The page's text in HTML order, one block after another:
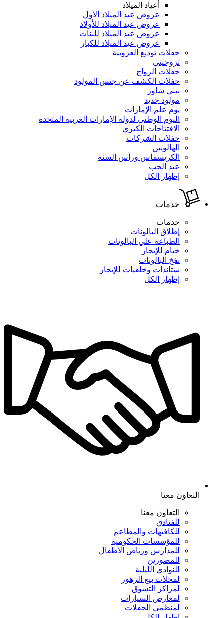
أعياد الميلاد
عروض عيد الميلاد الأول
عروض عيد الميلاد للأولاد
عروض عيد الميلاد للبنات
عروض عيد الميلاد للكبار
حفلات توديع العزوبية
تزوجيني
حفلات الزواج
حفلات الكشف عن جنس المولود
بيبي شاور
مولود جديد
يوم علم الإمارات
اليوم الوطني لدولة الإمارات العربية المتحدة
الافتتاحات الكبري
حفلات الشركات
الهالويين
الكريسماس ورأس السنة
عيد الحب
إظهار الكل
خدمات
خدمات
إطلاق البالونات
الطباعة علي البالونات
خيام للإيجار
نفخ البالونات
ستاندات وخلفيات للإيجار
إظهار الكل
التعاون معنا
التعاون معنا
للفنادق
للكافيهات والمطاعم
للمؤسسات الحكومية
للمدارس ورياض الأطفال
للمصورين
للنوادي الليلية
لمحلات بيع الزهور
لمراكز التسوق
لمعارض السيارات
لمنظمي الحفلات